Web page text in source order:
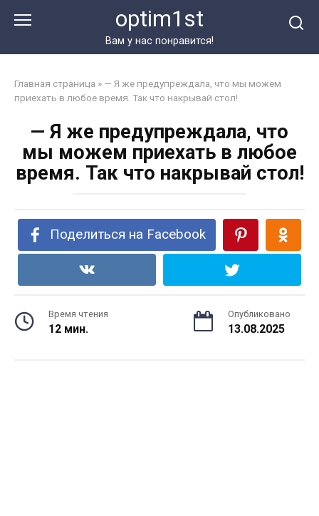
optim1st
Вам у нас понравится!
Главная страница » — Я же предупреждала, что мы можем
приехать в любое время. Так что накрывай стол!
— Я же предупреждала, что
мы можем приехать в любое
время. Так что накрывай стол!
Поделиться на Facebook
Время чтения
12 мин.
Опубликовано
13.08.2025